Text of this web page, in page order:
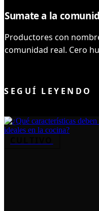
Sumate a la
Productores con
comunidad real. Cero
SEGUÍ LEYENDO